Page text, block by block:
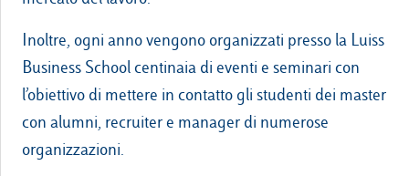
Inoltre, ogni anno vengono organizzati presso la Luiss
Business School centinaia di eventi e seminari con
l’obiettivo di mettere in contatto gli studenti dei master
con alumni, recruiter e manager di numerose
organizzazioni.